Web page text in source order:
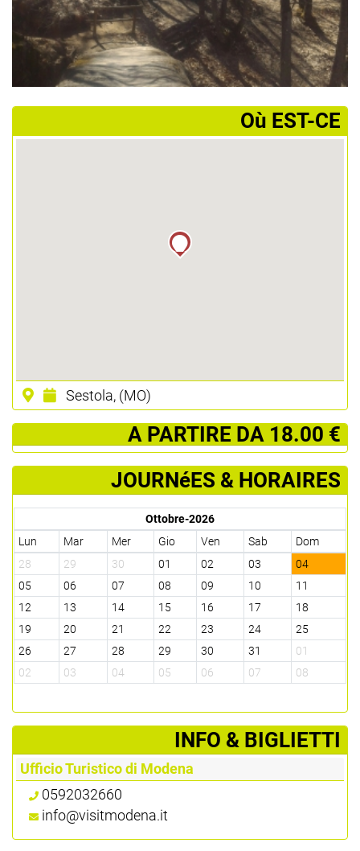
­Où EST-CE
Sestola, (MO)
­ A PARTIRE DA 18.00 €
JOURNéES & HORAIRES
Ottobre-2026
Lun
Mar Mer Gio Ven Sab
Dom
28
29 30 01 02 03
04
05
06 07 08 09 10
11
12
13 14 15 16 17
18
19
20 21 22 23 24
25
26
27 28 29 30 31
01
02
03 04 05 06 07 08
­INFO & BIGLIETTI
Ufficio Turistico di Modena
0592032660
info@visitmodena.it